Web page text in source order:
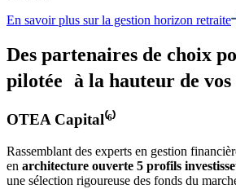
En savoir plus sur la gestion horizon retraite
Des partenaires de choix
pilotée à la hauteur de
OTEA Capital⁽⁶⁾
Rassemblant des experts en gestion
en architecture ouverte 5 profils
une sélection rigoureuse des fonds du